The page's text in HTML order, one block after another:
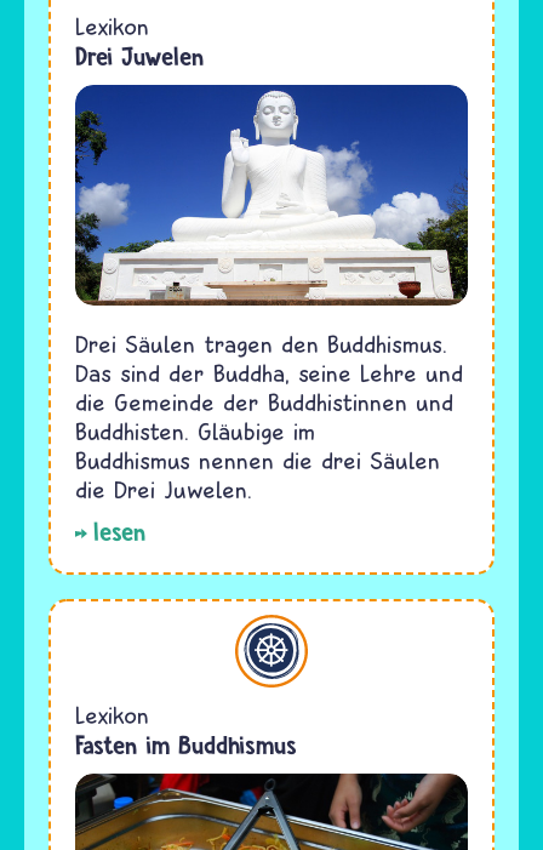
Lexikon
Drei Juwelen
Drei Säulen tragen den Buddhismus.
Das sind der Buddha, seine Lehre und
die Gemeinde der Buddhistinnen und
Buddhisten. Gläubige im
Buddhismus nennen die drei Säulen
die Drei Juwelen.
lesen
Buddhismus
Lexikon
Fasten im Buddhismus